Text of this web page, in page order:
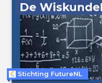
Stichting FutureNL